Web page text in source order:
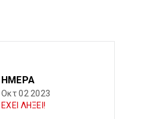
ΗΜΈΡΑ
Οκτ 02 2023
ΕΧΕΙ ΛΗΞΕΙ!